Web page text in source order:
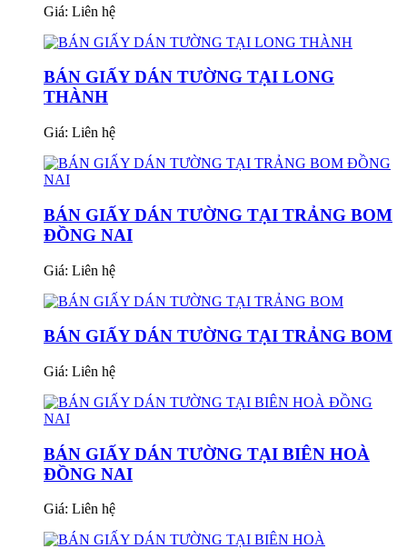
Giá: Liên hệ
BÁN GIẤY DÁN TƯỜNG TẠI LONG
THÀNH
Giá: Liên hệ
BÁN GIẤY DÁN TƯỜNG TẠI TRẢNG BOM
ĐỒNG NAI
Giá: Liên hệ
BÁN GIẤY DÁN TƯỜNG TẠI TRẢNG BOM
Giá: Liên hệ
BÁN GIẤY DÁN TƯỜNG TẠI BIÊN HOÀ
ĐỒNG NAI
Giá: Liên hệ